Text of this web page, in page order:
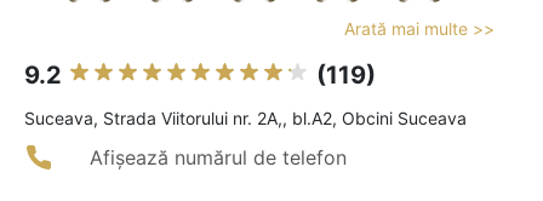
Arată mai multe >>
9.2 (119)
Suceava, Strada Viitorului nr. 2A,, bl.A2, Obcini Suceava
Afișează numărul de telefon